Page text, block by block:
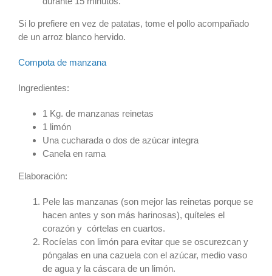
Si lo prefiere en vez de patatas, tome el pollo acompañado
de un arroz blanco hervido.
Compota de manzana
Ingredientes:
1 Kg. de manzanas reinetas
1 limón
Una cucharada o dos de azúcar integra
Canela en rama
Elaboración:
Pele las manzanas (son mejor las reinetas porque se
hacen antes y son más harinosas), quíteles el
corazón y córtelas en cuartos.
Rocíelas con limón para evitar que se oscurezcan y
póngalas en una cazuela con el azúcar, medio vaso
de agua y la cáscara de un limón.